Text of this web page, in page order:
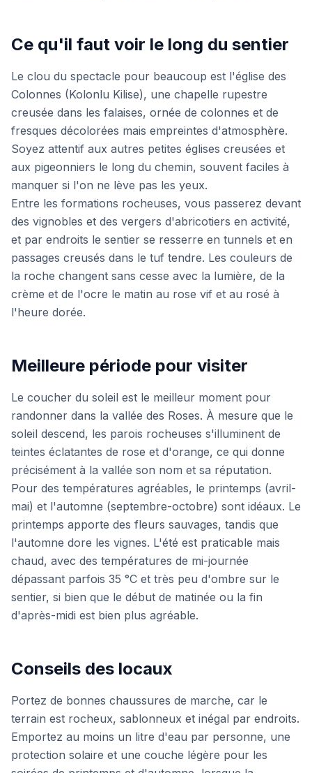
Ce qu'il faut voir le long du sentier
Le clou du spectacle pour beaucoup est l'église des
Colonnes (Kolonlu Kilise), une chapelle rupestre
creusée dans les falaises, ornée de colonnes et de
fresques décolorées mais empreintes d'atmosphère.
Soyez attentif aux autres petites églises creusées et
aux pigeonniers le long du chemin, souvent faciles à
manquer si l'on ne lève pas les yeux.
Entre les formations rocheuses, vous passerez devant
des vignobles et des vergers d'abricotiers en activité,
et par endroits le sentier se resserre en tunnels et en
passages creusés dans le tuf tendre. Les couleurs de
la roche changent sans cesse avec la lumière, de la
crème et de l'ocre le matin au rose vif et au rosé à
l'heure dorée.
Meilleure période pour visiter
Le coucher du soleil est le meilleur moment pour
randonner dans la vallée des Roses. À mesure que le
soleil descend, les parois rocheuses s'illuminent de
teintes éclatantes de rose et d'orange, ce qui donne
précisément à la vallée son nom et sa réputation.
Pour des températures agréables, le printemps (avril-
mai) et l'automne (septembre-octobre) sont idéaux. Le
printemps apporte des fleurs sauvages, tandis que
l'automne dore les vignes. L'été est praticable mais
chaud, avec des températures de mi-journée
dépassant parfois 35 °C et très peu d'ombre sur le
sentier, si bien que le début de matinée ou la fin
d'après-midi est bien plus agréable.
Conseils des locaux
Portez de bonnes chaussures de marche, car le
terrain est rocheux, sablonneux et inégal par endroits.
Emportez au moins un litre d'eau par personne, une
protection solaire et une couche légère pour les